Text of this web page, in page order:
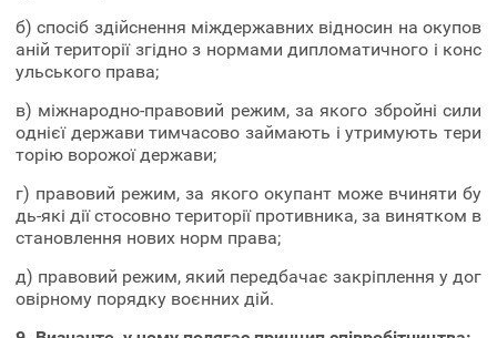
б) спосіб здійснення міждержавних відносин на окупов
аній території згідно з нормами дипломатичного і конс
ульського права;
в) міжнародно-правовий режим, за якого збройні сили
однієї держави тимчасово займають і утримують тери
торію ворожої держави;
г) правовий режим, за якого окупант може вчиняти бу
дь-які дії стосовно території противника, за винятком в
становлення нових норм права;
д) правовий режим, який передбачає закріплення у дог
овірному порядку воєнних дій.